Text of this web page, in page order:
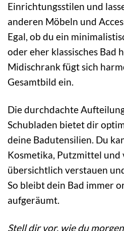
Einrichtungsstilen und
anderen Möbeln und
Egal, ob du ein
oder eher klassisches Bad
Midischrank fügt sich
Gesamtbild ein.
Die durchdachte
Schubladen bietet dir
deine Badutensilien. Du
Kosmetika, Putzmittel und
übersichtlich verstauen
So bleibt dein Bad immer
aufgeräumt.
Stell dir vor, wie du